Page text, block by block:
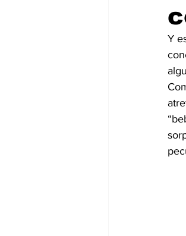
Social
Dispositivos
Sostenibilidad
Y